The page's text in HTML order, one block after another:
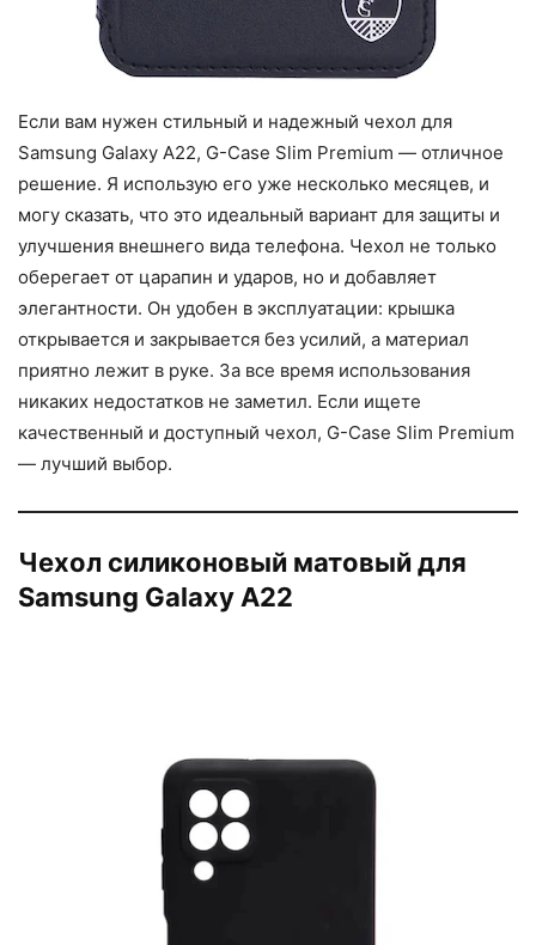
Если вам нужен стильный и надежный чехол для
Samsung Galaxy A22, G-Case Slim Premium — отличное
решение. Я использую его уже несколько месяцев, и
могу сказать, что это идеальный вариант для защиты и
улучшения внешнего вида телефона. Чехол не только
оберегает от царапин и ударов, но и добавляет
элегантности. Он удобен в эксплуатации: крышка
открывается и закрывается без усилий, а материал
приятно лежит в руке. За все время использования
никаких недостатков не заметил. Если ищете
качественный и доступный чехол, G-Case Slim Premium
— лучший выбор.
Чехол силиконовый матовый для
Samsung Galaxy A22